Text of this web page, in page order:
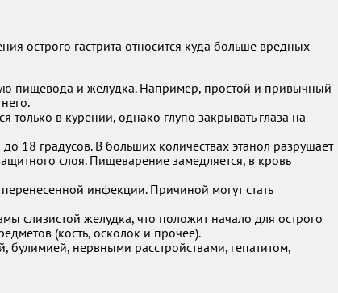
острого гастрита относится куда больше вредных
пищевода и желудка. Например, простой и привычный
в курении, однако глупо закрывать глаза на
18 градусов. В больших количествах этанол разрушает
слоя. Пищеварение замедляется, в кровь
инфекции. Причиной могут стать
слизистой желудка, что положит начало для острого
(кость, осколок и прочее).
нервными расстройствами, гепатитом,